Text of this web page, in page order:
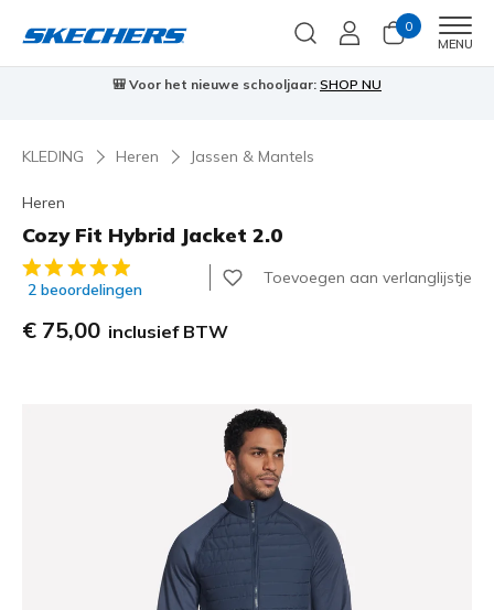
0
MENU
🎒 Voor het nieuwe schooljaar:SHOP NU
KLEDING Heren Jassen & Mantels
Heren
Cozy Fit Hybrid Jacket 2.0
5 van de 5 klantbeoordelingen
2 beoordelingen
Toevoegen aan verlanglijstje
€ 75,00 inclusief BTW